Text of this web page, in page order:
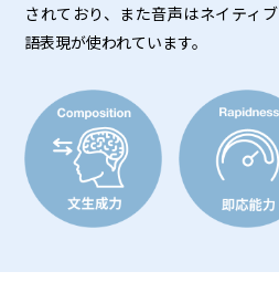
されており、また音声はネイティ
語表現が使われています。